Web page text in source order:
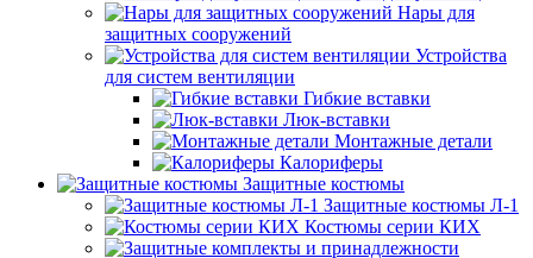
Нары для
защитных сооружений
Устройства
для систем вентиляции
Гибкие вставки
Люк-вставки
Монтажные детали
Калориферы
Защитные костюмы
Защитные костюмы Л-1
Костюмы серии КИХ